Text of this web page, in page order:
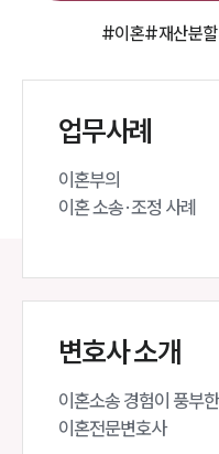
#이혼#재산분할
업무사례
이혼부의
이혼 소송·조정 사례
변호사 소개
이혼소송 경험이 풍부한
이혼전문변호사